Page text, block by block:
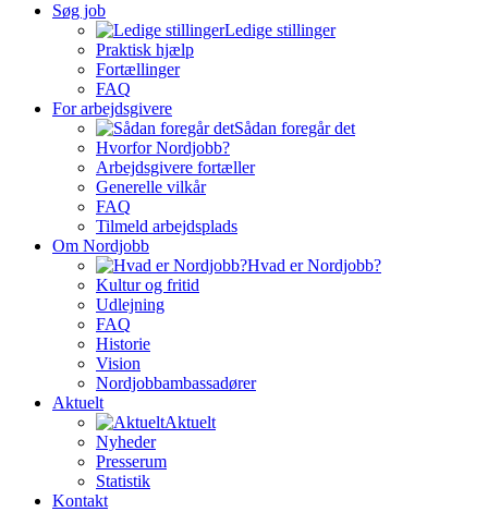
Søg job
Ledige stillinger
Praktisk hjælp
Fortællinger
FAQ
For arbejdsgivere
Sådan foregår det
Hvorfor Nordjobb?
Arbejdsgivere fortæller
Generelle vilkår
FAQ
Tilmeld arbejdsplads
Om Nordjobb
Hvad er Nordjobb?
Kultur og fritid
Udlejning
FAQ
Historie
Vision
Nordjobbambassadører
Aktuelt
Aktuelt
Nyheder
Presserum
Statistik
Kontakt